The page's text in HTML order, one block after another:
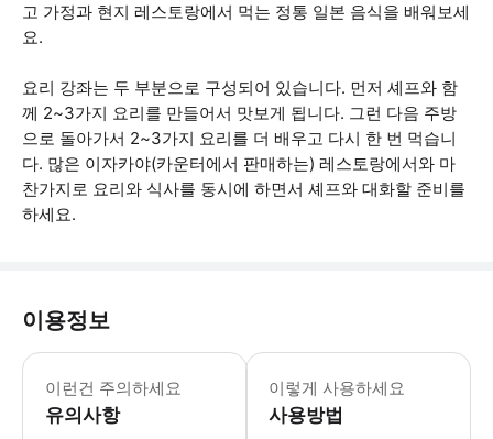
고 가정과 현지 레스토랑에서 먹는 정통 일본 음식을 배워보세
요.
요리 강좌는 두 부분으로 구성되어 있습니다. 먼저 셰프와 함
께 2~3가지 요리를 만들어서 맛보게 됩니다. 그런 다음 주방
으로 돌아가서 2~3가지 요리를 더 배우고 다시 한 번 먹습니
다. 많은 이자카야(카운터에서 판매하는) 레스토랑에서와 마
찬가지로 요리와 식사를 동시에 하면서 셰프와 대화할 준비를
하세요.
이용정보
이런건 주의하세요
유의사항
- 식이 요법이 필요한 경우 예약 시 현
이렇게 사용하세요
사용방법